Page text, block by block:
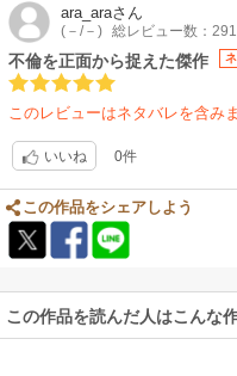
ara_araさん
(－/－) 総レビュー数：
不倫を正面から捉えた傑作
このレビューはネタバレを含み
いいね 0件
この作品をシェアしよう
この作品を読んだ人はこんな